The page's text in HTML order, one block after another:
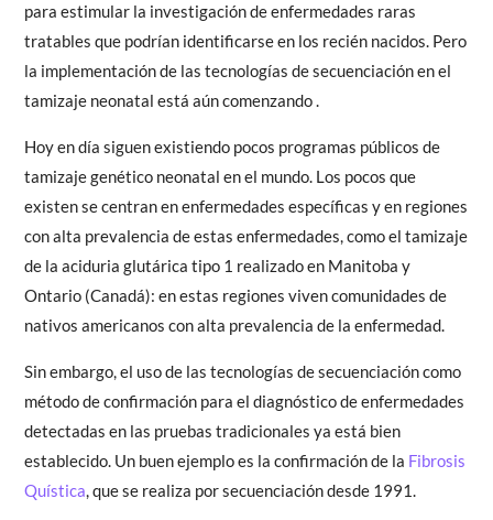
para estimular la investigación de enfermedades raras
tratables que podrían identificarse en los recién nacidos. Pero
la implementación de las tecnologías de secuenciación en el
tamizaje neonatal está aún comenzando .
Hoy en día siguen existiendo pocos programas públicos de
tamizaje genético neonatal en el mundo. Los pocos que
existen se centran en enfermedades específicas y en regiones
con alta prevalencia de estas enfermedades, como el tamizaje
de la aciduria glutárica tipo 1 realizado en Manitoba y
Ontario (Canadá): en estas regiones viven comunidades de
nativos americanos con alta prevalencia de la enfermedad.
Sin embargo, el uso de las tecnologías de secuenciación como
método de confirmación para el diagnóstico de enfermedades
detectadas en las pruebas tradicionales ya está bien
establecido. Un buen ejemplo es la confirmación de la Fibrosis
Quística, que se realiza por secuenciación desde 1991.